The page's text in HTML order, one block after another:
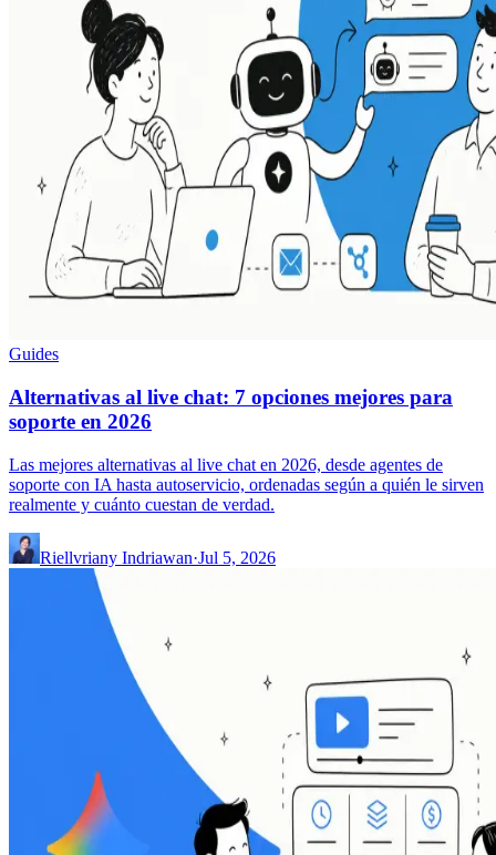
Guides
Alternativas al live chat: 7 opciones mejores para
soporte en 2026
Las mejores alternativas al live chat en 2026, desde agentes de
soporte con IA hasta autoservicio, ordenadas según a quién le sirven
realmente y cuánto cuestan de verdad.
Riellvriany Indriawan·Jul 5, 2026